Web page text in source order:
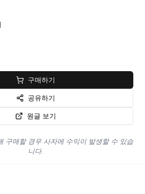
구매하기
공유하기
원글 보기
구매할 경우 사자에 수익이 발생할 수 있습
니다.